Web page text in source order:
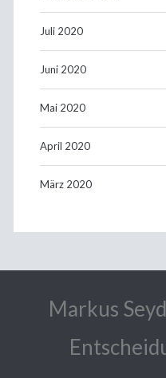
Juli 2020
Juni 2020
Mai 2020
April 2020
März 2020
Markus